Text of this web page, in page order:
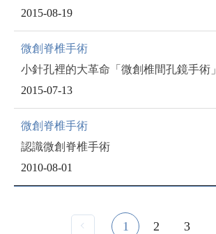
2015-08-19
微創脊椎手術
小針孔裡的大革命「微創椎間孔鏡手術」
2015-07-13
微創脊椎手術
認識微創脊椎手術
2010-08-01
1 2 3